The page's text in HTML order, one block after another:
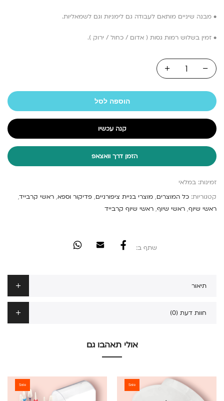
• מבנה שיניים מותאם לעבודה גם לימניות וגם לשמאליות.
• זמין בשלוש רמות גסות ( אדום / כחול / ירוק ).
הוספה לסל
קנה עכשיו
הזמן דרך וואצאפ
זמינות: במלאי
קטגוריות: כל המוצרים, מוצרי בניית ציפורניים, פדיקור וספא, ראשי קרבייד,
ראשי שיוף, ראשי שיוף, ראשי שיוף קרבייד
שתף ב:
תיאור
חוות דעת (0)
אולי תאהבו גם
Sale
Sale